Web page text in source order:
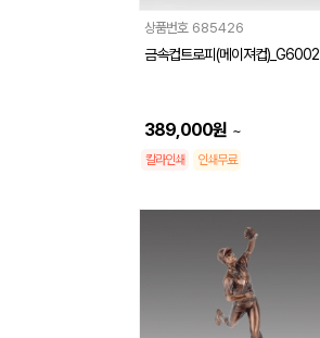
상품번호 685426
금속컵트로피(메이져컵)_G6002
389,000원 ~
칼라인쇄 인쇄무료